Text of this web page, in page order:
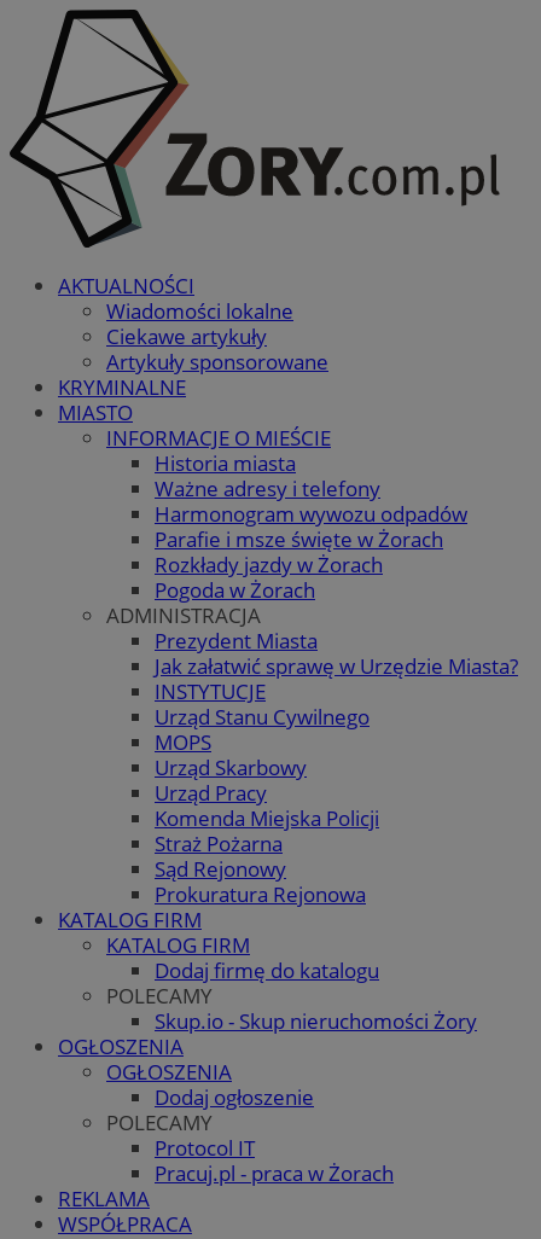
AKTUALNOŚCI
Wiadomości lokalne
Ciekawe artykuły
Artykuły sponsorowane
KRYMINALNE
MIASTO
INFORMACJE O MIEŚCIE
Historia miasta
Ważne adresy i telefony
Harmonogram wywozu odpadów
Parafie i msze święte w Żorach
Rozkłady jazdy w Żorach
Pogoda w Żorach
ADMINISTRACJA
Prezydent Miasta
Jak załatwić sprawę w Urzędzie Miasta?
INSTYTUCJE
Urząd Stanu Cywilnego
MOPS
Urząd Skarbowy
Urząd Pracy
Komenda Miejska Policji
Straż Pożarna
Sąd Rejonowy
Prokuratura Rejonowa
KATALOG FIRM
KATALOG FIRM
Dodaj firmę do katalogu
POLECAMY
Skup.io - Skup nieruchomości Żory
OGŁOSZENIA
OGŁOSZENIA
Dodaj ogłoszenie
POLECAMY
Protocol IT
Pracuj.pl - praca w Żorach
REKLAMA
WSPÓŁPRACA